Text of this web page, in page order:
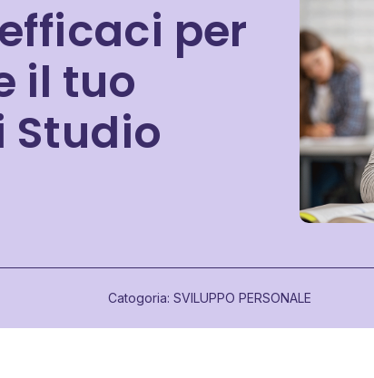
per
il tuo
Studio
Catogoria: SVILUPPO PERSONALE